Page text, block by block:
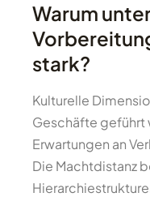
Warum
stark?
Kulturelle
Geschäfte geführt
Erwartungen an
Die Machtdistanz